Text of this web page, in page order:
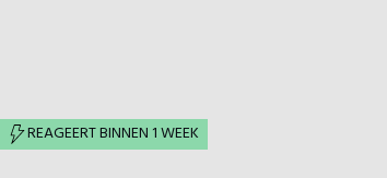
REAGEERT BINNEN 1 WEEK